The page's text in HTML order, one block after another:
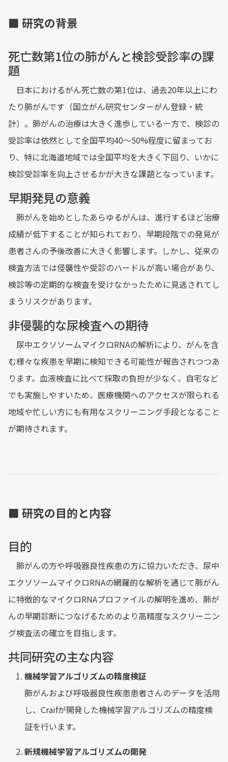
■ 研究の背景
死亡数第1位の肺がんと検診受診率の課
題
日本におけるがん死亡数の第1位は、過去20年以上にわ
たり肺がんです（国立がん研究センターがん登録・統
計）。肺がんの治療は大きく進歩している一方で、検診の
受診率は依然として全国平均40～50%程度に留まってお
り、特に北海道地域では全国平均を大きく下回り、いかに
検診受診率を向上させるかが大きな課題となっています。
早期発見の意義
肺がんを始めとしたあらゆるがんは、進行するほど治療
成績が低下することが知られており、早期段階での発見が
患者さんの予後改善に大きく影響します。しかし、従来の
検査方法では侵襲性や受診のハードルが高い場合があり、
検診等の定期的な検査を受けなかったために見逃されてし
まうリスクがあります。
非侵襲的な尿検査への期待
尿中エクソソームマイクロRNAの解析により、がんを含
む様々な疾患を早期に検知できる可能性が報告されつつあ
ります。血液検査に比べて採取の負担が少なく、自宅など
でも実施しやすいため、医療機関へのアクセスが限られる
地域や忙しい方にも有用なスクリーニング手段となること
が期待されます。
■ 研究の目的と内容
目的
肺がんの方や呼吸器良性疾患の方に協力いただき、尿中
エクソソームマイクロRNAの網羅的な解析を通じて肺がん
に特徴的なマイクロRNAプロファイルの解明を進め、肺が
んの早期診断につなげるためのより高精度なスクリーニン
グ検査法の確立を目指します。
共同研究の主な内容
機械学習アルゴリズムの精度検証
肺がんおよび呼吸器良性疾患患者さんのデータを活用
し、Craifが開発した機械学習アルゴリズムの精度検
証を行います。
新規機械学習アルゴリズムの開発